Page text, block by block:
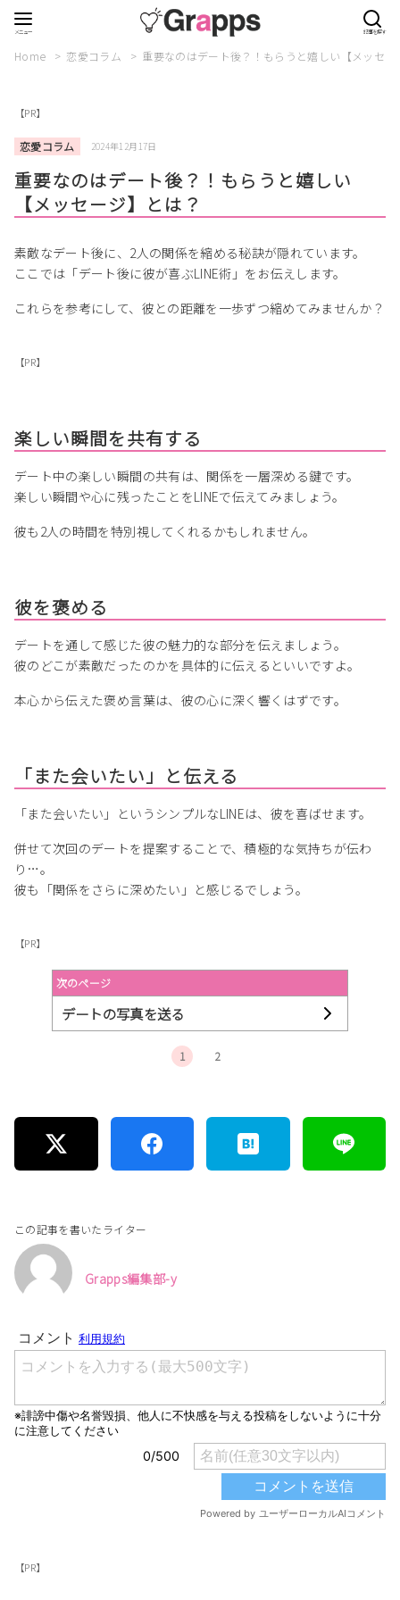
Home 恋愛コラム 重要なのはデート後？！もらうと嬉しい【メッセー
【PR】
恋愛コラム 2024年12月17日
重要なのはデート後？！もらうと嬉しい
【メッセージ】とは？
素敵なデート後に、2人の関係を縮める秘訣が隠れています。
ここでは「デート後に彼が喜ぶLINE術」をお伝えします。
これらを参考にして、彼との距離を一歩ずつ縮めてみませんか？
【PR】
楽しい瞬間を共有する
デート中の楽しい瞬間の共有は、関係を一層深める鍵です。
楽しい瞬間や心に残ったことをLINEで伝えてみましょう。
彼も2人の時間を特別視してくれるかもしれません。
彼を褒める
デートを通して感じた彼の魅力的な部分を伝えましょう。
彼のどこが素敵だったのかを具体的に伝えるといいですよ。
本心から伝えた褒め言葉は、彼の心に深く響くはずです。
「また会いたい」と伝える
「また会いたい」というシンプルなLINEは、彼を喜ばせます。
併せて次回のデートを提案することで、積極的な気持ちが伝わ
り…。
彼も「関係をさらに深めたい」と感じるでしょう。
【PR】
次のページ
デートの写真を送る
1 2
この記事を書いたライター
Grapps編集部-y
【PR】